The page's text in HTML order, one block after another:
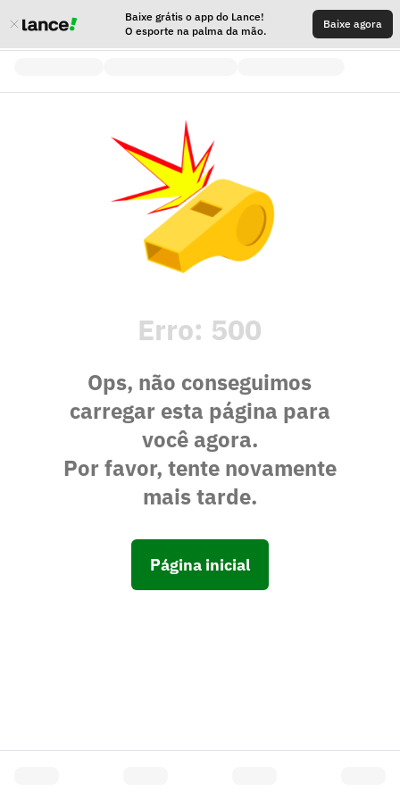
Baixe grátis o app do Lance!
O esporte na palma da mão.
Baixe agora
Erro: 500
Ops, não conseguimos
carregar esta página para
você agora.
Por favor, tente novamente
mais tarde.
Página inicial